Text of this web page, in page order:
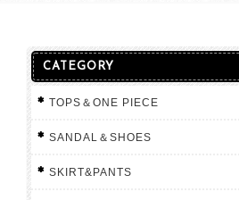
CATEGORY
TOPS＆ONE PIECE
SANDAL＆SHOES
SKIRT&PANTS